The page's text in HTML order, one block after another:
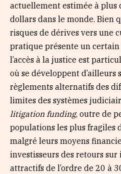
actuellement estimée à plus
dollars dans le monde. Bien
risques de dérives vers une
pratique présente un
l’accès à la justice est
où se développent d’ailleurs
règlements alternatifs des
limites des systèmes
litigation funding, outre de
populations les plus fragiles
malgré leurs moyens
investisseurs des retours
attractifs de l’ordre de 20 à